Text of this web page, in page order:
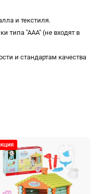
и текстиля.
типа "ААА" (не входят в
и стандартам качества